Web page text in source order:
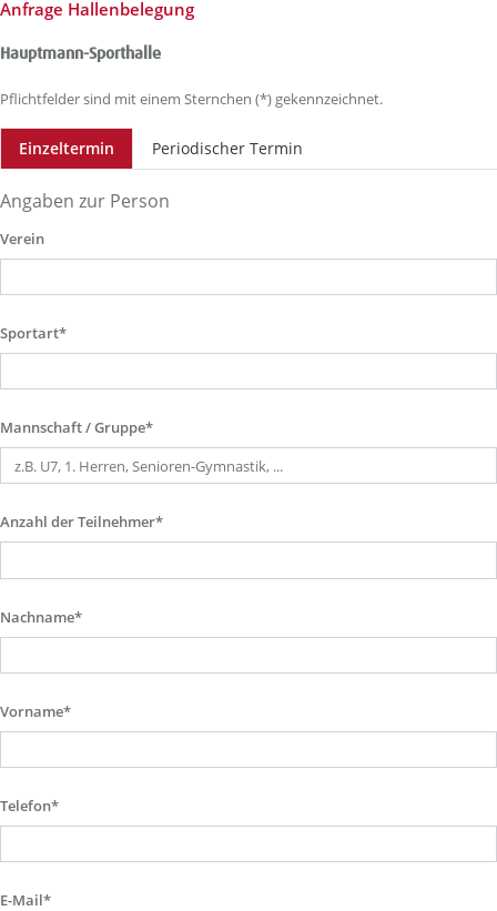
Anfrage Hallenbelegung
Hauptmann-Sporthalle
Pflichtfelder sind mit einem Sternchen (*) gekennzeichnet.
Einzeltermin Periodischer Termin
Angaben zur Person
Verein
Sportart*
Mannschaft / Gruppe*
Anzahl der Teilnehmer*
Nachname*
Vorname*
Telefon*
E-Mail*